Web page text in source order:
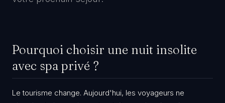
Pourquoi choisir une nuit insolite
avec spa privé ?
​Le tourisme change. Aujourd'hui, les voyageurs ne